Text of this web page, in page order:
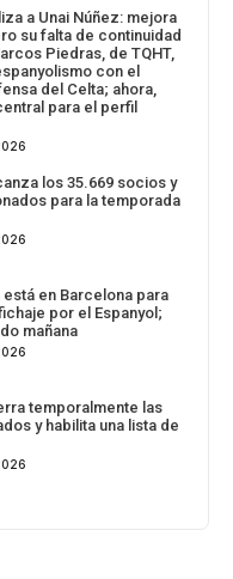
a Unai Núñez: mejora
su falta de continuidad
Piedras, de TQHT,
con el
del Celta; ahora,
para el perfil
los 35.669 socios y
para la temporada
está en Barcelona para
por el Espanyol;
mañana
temporalmente las
y habilita una lista de